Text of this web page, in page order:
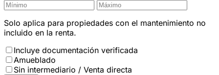
Solo aplica para propiedades con el mantenimiento no
incluido en la renta.
Incluye documentación verificada
Amueblado
Sin intermediario / Venta directa